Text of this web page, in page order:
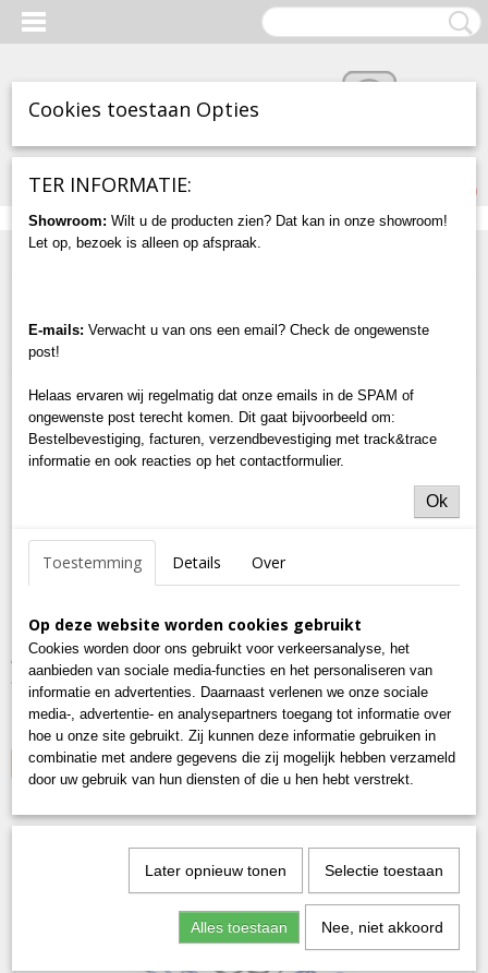
(0)
Home> Uitverkoop / Nieuw
NIEUW!
Afmeerring - Ruit - Mastoog RVS304
Afmeerring - Ruit - Mastoog RVS304 RVS ruit oogplaat…
€ 12,50
IN WINKELWAGEN
NIEUW!
Cookies toestaan Opties
TER INFORMATIE:
Showroom: Wilt u de producten zien? Dat kan in onze showroom!
Let op, bezoek is alleen op afspraak.
E-mails: Verwacht u van ons een email? Check de ongewenste
post!
Helaas ervaren wij regelmatig dat onze emails in de SPAM of
ongewenste post terecht komen. Dit gaat bijvoorbeeld om:
Bestelbevestiging, facturen, verzendbevestiging met track&trace
informatie en ook reacties op het contactformulier.
Ok
Toestemming Details Over
Op deze website worden cookies gebruikt
Cookies worden door ons gebruikt voor verkeersanalyse, het
aanbieden van sociale media-functies en het personaliseren van
informatie en advertenties. Daarnaast verlenen we onze sociale
media-, advertentie- en analysepartners toegang tot informatie over
hoe u onze site gebruikt. Zij kunnen deze informatie gebruiken in
combinatie met andere gegevens die zij mogelijk hebben verzameld
door uw gebruik van hun diensten of die u hen hebt verstrekt.
Later opnieuw tonen Selectie toestaan
Alles toestaan Nee, niet akkoord